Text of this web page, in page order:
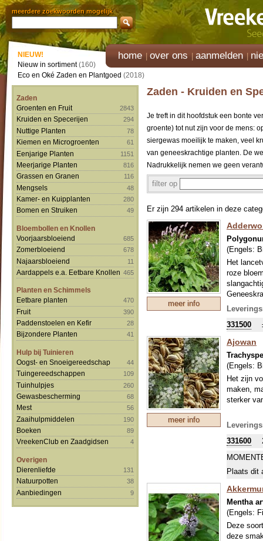
meerdere zoekwoorden mogelijk
home over ons aanmelden
NIEUW!
Nieuw in sortiment(160)
Eco en Oké Zaden en Plantgoed (2018)
Zaden
Groenten en Fruit
2843
Kruiden en Specerijen 294
Nuttige Planten 78
Kiemen en Microgroenten 61
Eenjarige Planten 1151
Meerjarige Planten 816
Grassen en Granen 116
Mengsels 48
Kamer- en Kuipplanten 280
Bomen en Struiken 49
Bloembollen en Knollen
Voorjaarsbloeiend
685
Zomerbloeiend 678
Najaarsbloeiend 11
Aardappels e.a. Eetbare Knollen 465
Planten en Schimmels
Eetbare planten
470
Fruit 390
Paddenstoelen en Kefir 28
Bijzondere Planten 41
Hulp bij Tuinieren
Oogst- en Snoeigereedschap
44
Tuingereedschappen 109
Tuinhulpjes 260
Gewasbescherming 68
Mest 56
Zaaihulpmiddelen 190
Boeken 89
VreekenClub en Zaadgidsen 4
Overigen
Dierenliefde
131
Natuurpotten 38
Aanbiedingen 9
Zaden - Kruiden en
Je treft in dit hoofdstuk een bonte
groente) tot nut zijn voor de mens:
siergewas moeilijk te maken, veel
van geneeskrachtige planten. De
Nadrukkelijk nemen we geen
filter op
Er zijn 294 artikelen in deze
meer info
(Engels:
Het
roze
331500
meer info
Ajowan
(Engels:
Het zijn
maken,
sterker
331600
Plaats dit
Mentha
(Engels:
Deze
deze